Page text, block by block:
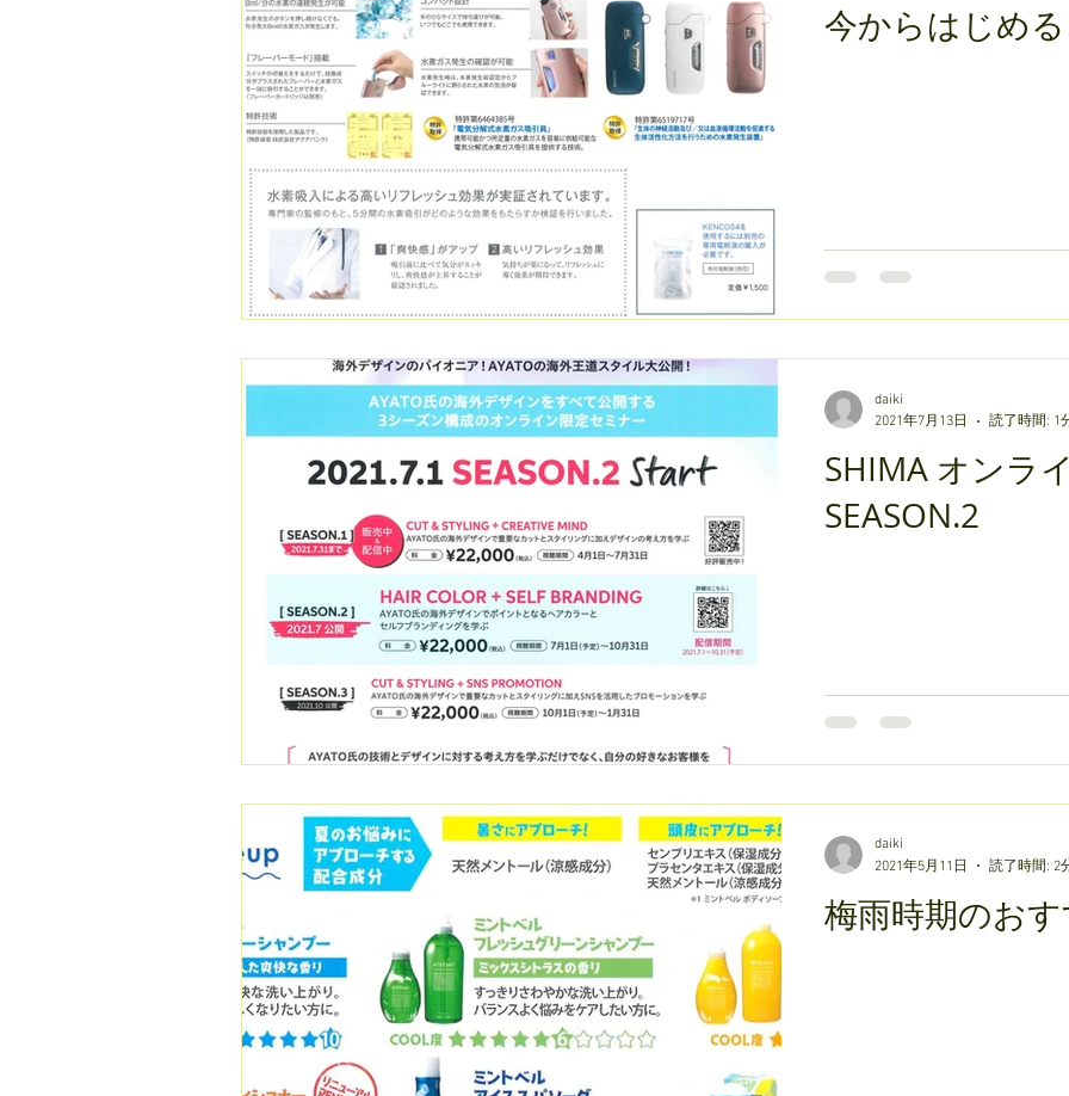
今からはじめ
SHIMA オンラ
SEASON.2
daiki
2021年7月13日
読了時間: 1
梅雨時期のお
daiki
2021年5月11日
読了時間: 2